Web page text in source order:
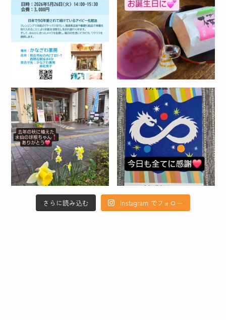
さらに読み込む Instagram でフォロー